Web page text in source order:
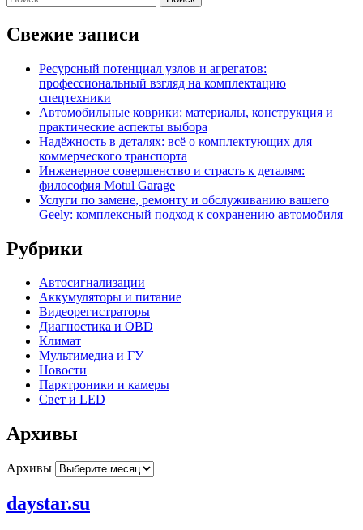
Свежие записи
Ресурсный потенциал узлов и агрегатов:
профессиональный взгляд на комплектацию
спецтехники
Автомобильные коврики: материалы, конструкция и
практические аспекты выбора
Надёжность в деталях: всё о комплектующих для
коммерческого транспорта
Инженерное совершенство и страсть к деталям:
философия Motul Garage
Услуги по замене, ремонту и обслуживанию вашего
Geely: комплексный подход к сохранению автомобиля
Рубрики
Автосигнализации
Аккумуляторы и питание
Видеорегистраторы
Диагностика и OBD
Климат
Мультимедиа и ГУ
Новости
Парктроники и камеры
Свет и LED
Архивы
Архивы
daystar.su